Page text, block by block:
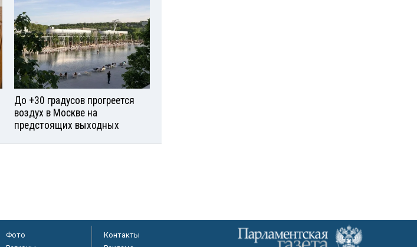
До +30 градусов прогреется
воздух в Москве на
предстоящих выходных
Фото
Контакты